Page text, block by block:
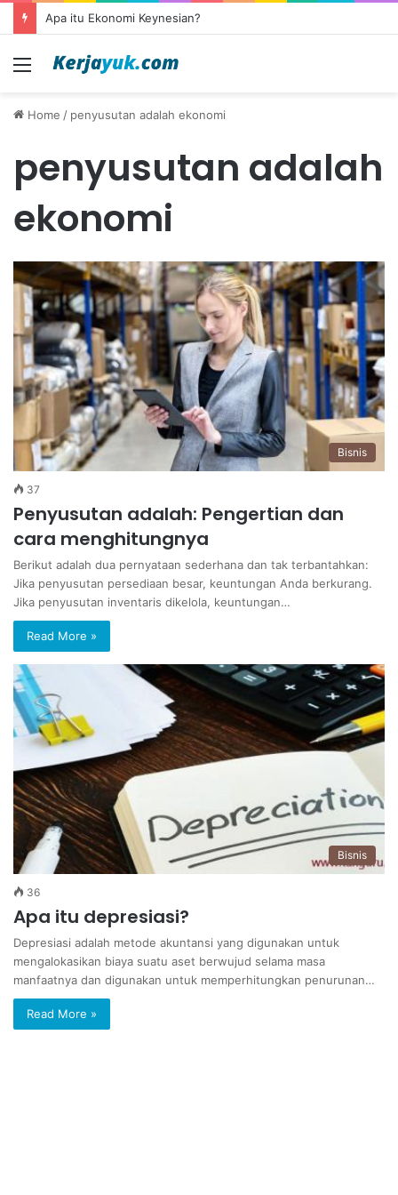
Apa itu Ekonomi Keynesian?
Menu
Home / penyusutan adalah ekonomi
penyusutan adalah
ekonomi
Bisnis
37
Penyusutan adalah: Pengertian dan
cara menghitungnya
Berikut adalah dua pernyataan sederhana dan tak terbantahkan:
Jika penyusutan persediaan besar, keuntungan Anda berkurang.
Jika penyusutan inventaris dikelola, keuntungan…
Read More »
Bisnis
36
Apa itu depresiasi?
Depresiasi adalah metode akuntansi yang digunakan untuk
mengalokasikan biaya suatu aset berwujud selama masa
manfaatnya dan digunakan untuk memperhitungkan penurunan…
Read More »